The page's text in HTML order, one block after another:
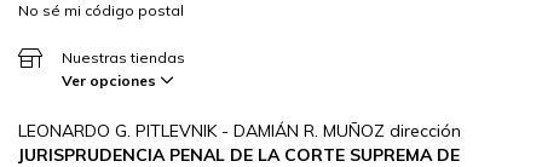
No sé mi código postal
Nuestras tiendas
Ver opciones
LEONARDO G. PITLEVNIK - DAMIÁN R. MUÑOZ dirección
JURISPRUDENCIA PENAL DE LA CORTE SUPREMA DE